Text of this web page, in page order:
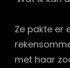
Ze pakte er
met haar